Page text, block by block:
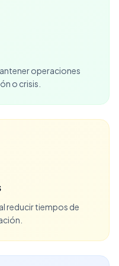
operaciones
o crisis.
reducir tiempos de